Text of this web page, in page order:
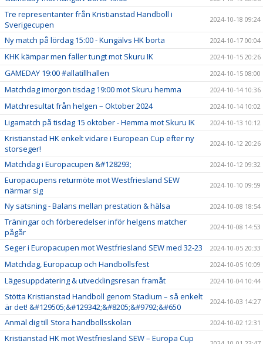
Tre representanter från Kristianstad Handboll i
Sverigecupen
2024-10-18 09:24
Ny match på lördag 15:00 - Kungälvs HK borta 2024-10-17 00:04
KHK kämpar men faller tungt mot Skuru IK 2024-10-15 20:26
GAMEDAY 19:00 #allatillhallen 2024-10-15 08:00
Matchdag imorgon tisdag 19:00 mot Skuru hemma 2024-10-14 10:36
Matchresultat från helgen – Oktober 2024 2024-10-14 10:02
Ligamatch på tisdag 15 oktober - Hemma mot Skuru IK 2024-10-13 10:12
Kristianstad HK enkelt vidare i European Cup efter ny
storseger!
2024-10-12 20:26
Matchdag i Europacupen &#128293; 2024-10-12 09:32
Europacupens returmöte mot Westfriesland SEW
närmar sig
2024-10-10 09:59
Ny satsning - Balans mellan prestation & hälsa 2024-10-08 18:54
Träningar och förberedelser inför helgens matcher
pågår
2024-10-08 14:53
Seger i Europacupen mot Westfriesland SEW med 32-23 2024-10-05 20:33
Matchdag, Europacup och Handbollsfest 2024-10-05 10:09
Lägesuppdatering & utvecklingsresan framåt 2024-10-04 10:44
Stötta Kristianstad Handboll genom Stadium – så enkelt
är det! &#129505;&#129342;&#8205;&#9792;&#650
2024-10-03 14:27
Anmäl dig till Stora handbollsskolan 2024-10-02 12:31
Kristianstad HK mot Westfriesland SEW – Europa Cup